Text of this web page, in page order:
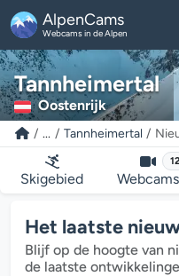
AlpenCams
Webcams in de Alpen
Tannheimertal
Oostenrijk
... Tannheimertal
Skigebied
12
Webcams
Het laatste
Blijf op de hoogte van
de laatste